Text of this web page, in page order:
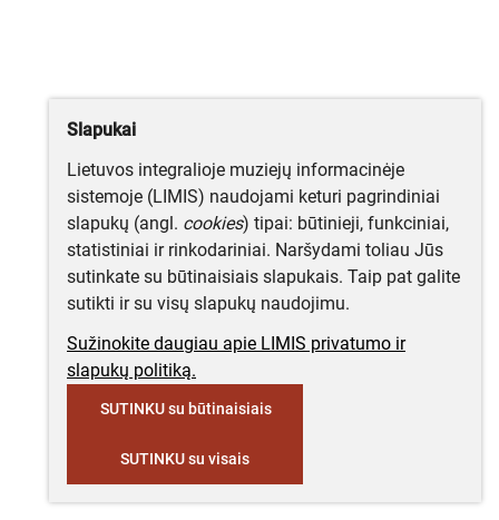
Slapukai
Lietuvos integralioje muziejų informacinėje
sistemoje (LIMIS) naudojami keturi pagrindiniai
slapukų (angl. cookies) tipai: būtinieji, funkciniai,
statistiniai ir rinkodariniai. Naršydami toliau Jūs
sutinkate su būtinaisiais slapukais. Taip pat galite
sutikti ir su visų slapukų naudojimu.
Sužinokite daugiau apie LIMIS privatumo ir
slapukų politiką.
SUTINKU su būtinaisiais
SUTINKU su visais